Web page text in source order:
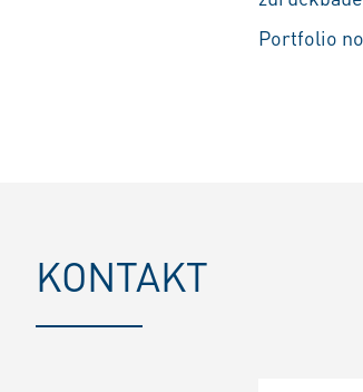
Portfolio
KONTAKT